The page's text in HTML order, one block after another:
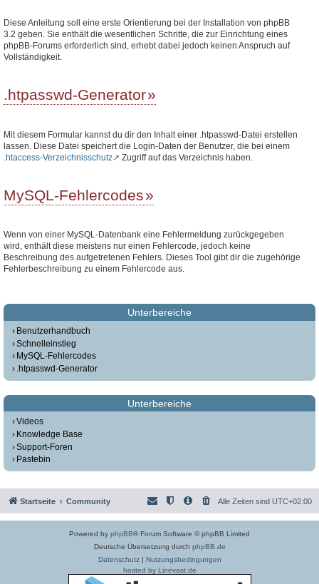
Diese Anleitung soll eine erste Orientierung bei der Installation von phpBB
3.2 geben. Sie enthält die wesentlichen Schritte, die zur Einrichtung eines
phpBB-Forums erforderlich sind, erhebt dabei jedoch keinen Anspruch auf
Vollständigkeit.
.htpasswd-Generator
Mit diesem Formular kannst du dir den Inhalt einer .htpasswd-Datei erstellen
lassen. Diese Datei speichert die Login-Daten der Benutzer, die bei einem
.htaccess-Verzeichnisschutz
Zugriff auf das Verzeichnis haben.
MySQL-Fehlercodes
Wenn von einer MySQL-Datenbank eine Fehlermeldung zurückgegeben
wird, enthält diese meistens nur einen Fehlercode, jedoch keine
Beschreibung des aufgetretenen Fehlers. Dieses Tool gibt dir die zugehörige
Fehlerbeschreibung zu einem Fehlercode aus.
Unterbereiche
Benutzerhandbuch
Schnelleinstieg
MySQL-Fehlercodes
.htpasswd-Generator
Unterbereiche
Videos
Knowledge Base
Support-Foren
Pastebin
Startseite Community Alle Zeiten sind UTC+02:00
Powered by phpBB® Forum Software © phpBB Limited
Deutsche Übersetzung durch phpBB.de
Datenschutz| Nutzungsbedingungen
hosted by Linevast.de